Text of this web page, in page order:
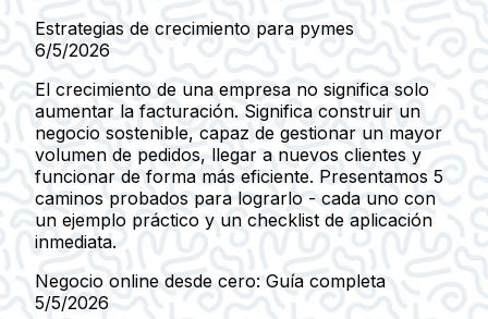
Estrategias de crecimiento para pymes
6/5/2026
El crecimiento de una empresa no significa solo
aumentar la facturación. Significa construir un
negocio sostenible, capaz de gestionar un mayor
volumen de pedidos, llegar a nuevos clientes y
funcionar de forma más eficiente. Presentamos 5
caminos probados para lograrlo - cada uno con
un ejemplo práctico y un checklist de aplicación
inmediata.
Negocio online desde cero: Guía completa
5/5/2026